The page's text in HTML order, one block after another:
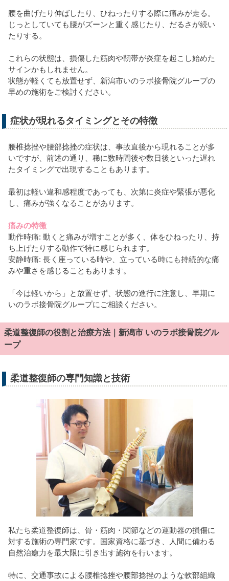
腰を曲げたり伸ばしたり、ひねったりする際に痛みが走る。
じっとしていても腰がズーンと重く感じたり、だるさが続い
たりする。
これらの状態は、損傷した筋肉や靭帯が炎症を起こし始めた
サインかもしれません。
状態が軽くても放置せず、新潟市いのラボ接骨院グループの
早めの施術をご検討ください。
症状が現れるタイミングとその特徴
腰椎捻挫や腰部捻挫の症状は、事故直後から現れることが多
いですが、前述の通り、稀に数時間後や数日後といった遅れ
たタイミングで出現することもあります。
最初は軽い違和感程度であっても、次第に炎症や緊張が悪化
し、痛みが強くなることがあります。
痛みの特徴
動作時痛: 動くと痛みが増すことが多く、体をひねったり、持
ち上げたりする動作で特に感じられます。
安静時痛: 長く座っている時や、立っている時にも持続的な痛
みや重さを感じることもあります。
「今は軽いから」と放置せず、状態の進行に注意し、早期に
いのラボ接骨院グループにご相談ください。
柔道整復師の役割と治療方法｜新潟市 いのラボ接骨院グル
ープ
柔道整復師の専門知識と技術
私たち柔道整復師は、骨・筋肉・関節などの運動器の損傷に
対する施術の専門家です。国家資格に基づき、人間に備わる
自然治癒力を最大限に引き出す施術を行います。
特に、交通事故による腰椎捻挫や腰部捻挫のような軟部組織